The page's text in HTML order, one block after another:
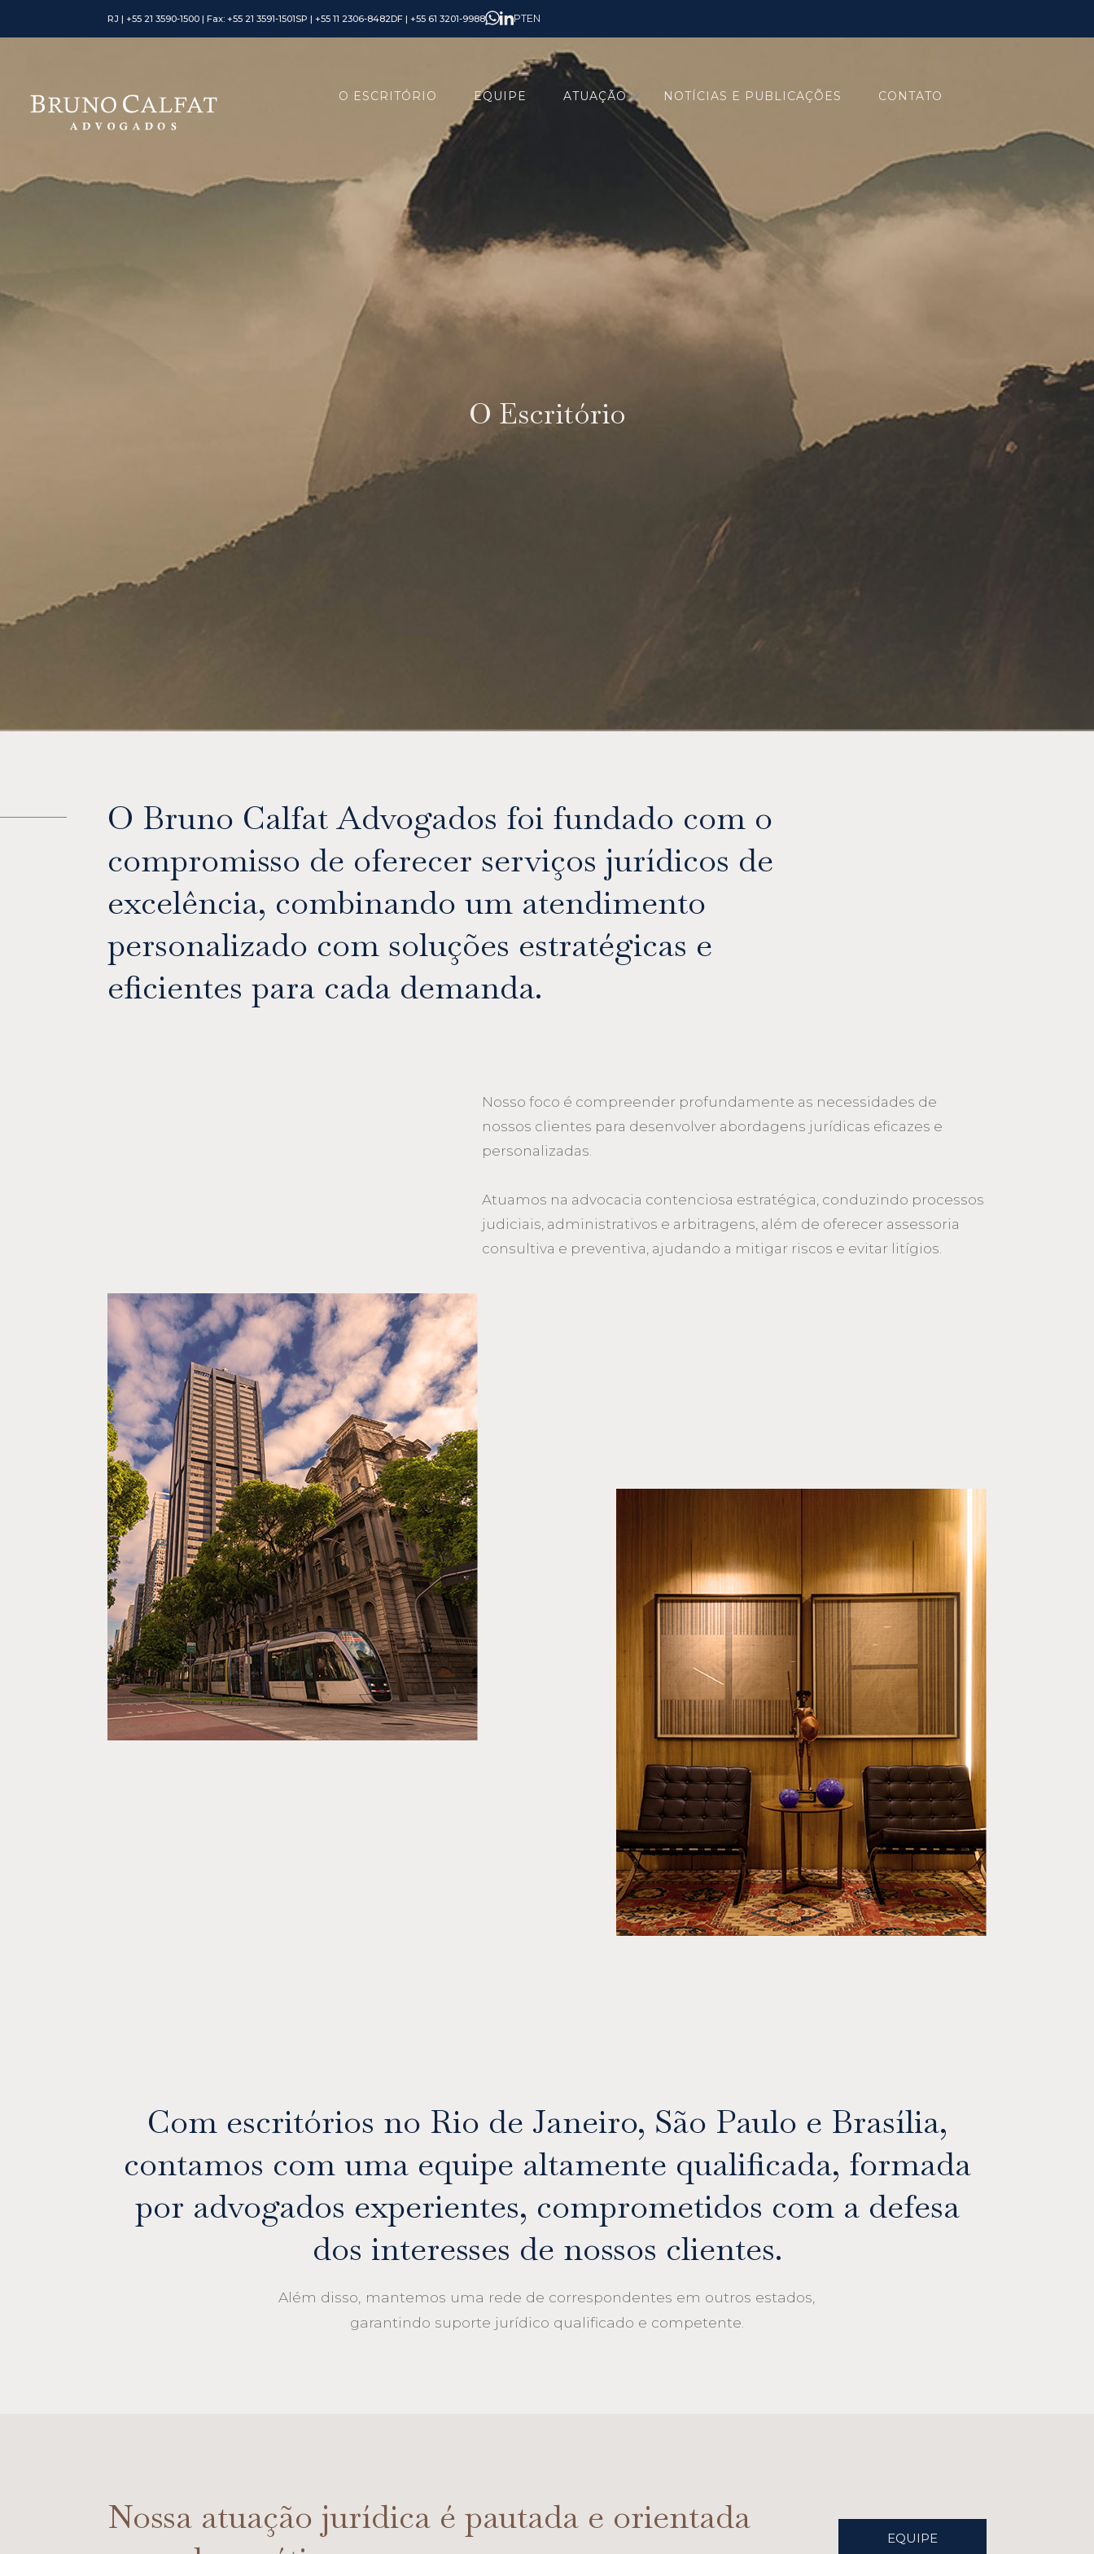
RJ | +55 21 3590-1500 | Fax: +55 21 3591-1501SP | +55 11 2306-8482DF | +55 61 3201-9988 PTEN
O ESCRITÓRIO EQUIPE ATUAÇÃO NOTÍCIAS E PUBLICAÇÕES CONTATO
O Escritório
O Bruno Calfat Advogados foi fundado com o
compromisso de oferecer serviços jurídicos de
excelência, combinando um atendimento
personalizado com soluções estratégicas e
eficientes para cada demanda.
Nosso foco é compreender profundamente as necessidades de
nossos clientes para desenvolver abordagens jurídicas eficazes e
personalizadas.
Atuamos na advocacia contenciosa estratégica, conduzindo processos
judiciais, administrativos e arbitragens, além de oferecer assessoria
consultiva e preventiva, ajudando a mitigar riscos e evitar litígios.
Com escritórios no Rio de Janeiro, São Paulo e Brasília,
contamos com uma equipe altamente qualificada, formada
por advogados experientes, comprometidos com a defesa
dos interesses de nossos clientes.
Além disso, mantemos uma rede de correspondentes em outros estados,
garantindo suporte jurídico qualificado e competente.
Nossa atuação jurídica é pautada e orientada
EQUIPE